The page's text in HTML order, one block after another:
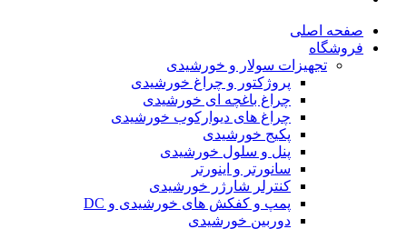
صفحه اصلی
فروشگاه
تجهیزات سولار و خورشیدی
پروژکتور و چراغ خورشیدی
چراغ باغچه ای خورشیدی
چراغ های دیوارکوب خورشیدی
پکیج خورشیدی
پنل و سلول خورشیدی
سانورتر و اینورتر
کنترلر شارژر خورشیدی
پمپ و کفکش های خورشیدی و DC
دوربین خورشیدی